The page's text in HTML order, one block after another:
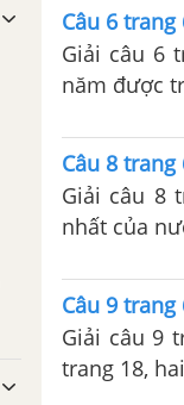
Câu 6 trang
Giải câu 6
năm được
Câu 8 trang
Giải câu 8
nhất của
Câu 9 trang
Giải câu 9
trang 18,